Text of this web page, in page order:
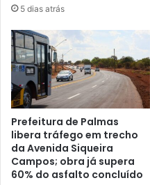
5 dias atrás
Prefeitura de Palmas
libera tráfego em trecho
da Avenida Siqueira
Campos; obra já supera
60% do asfalto concluído